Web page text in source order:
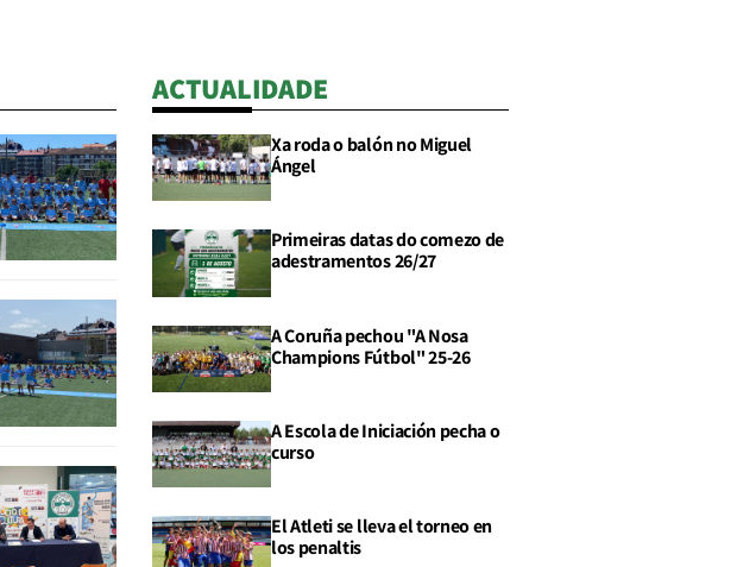
ACTUALIDADE
Xa roda o balón no Miguel
Ángel
Primeiras datas do comezo de
adestramentos 26/27
A Coruña pechou "A Nosa
Champions Fútbol" 25-26
A Escola de Iniciación pecha o
curso
El Atleti se lleva el torneo en
los penaltis